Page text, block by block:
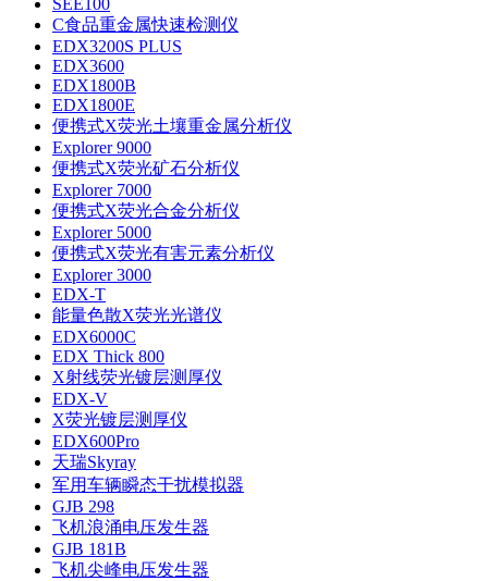
SEE100
C食品重金属快速检测仪
EDX3200S PLUS
EDX3600
EDX1800B
EDX1800E
便携式X荧光土壤重金属分析仪
Explorer 9000
便携式X荧光矿石分析仪
Explorer 7000
便携式X荧光合金分析仪
Explorer 5000
便携式X荧光有害元素分析仪
Explorer 3000
EDX-T
能量色散X荧光光谱仪
EDX6000C
EDX Thick 800
X射线荧光镀层测厚仪
EDX-V
X荧光镀层测厚仪
EDX600Pro
天瑞Skyray
军用车辆瞬态干扰模拟器
GJB 298
飞机浪涌电压发生器
GJB 181B
飞机尖峰电压发生器